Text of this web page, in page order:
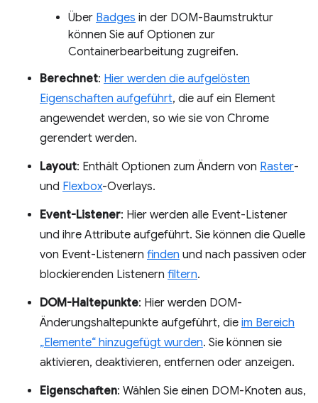
Über Badges in der DOM-Baumstruktur
können Sie auf Optionen zur
Containerbearbeitung zugreifen.
Berechnet: Hier werden die aufgelösten
Eigenschaften aufgeführt, die auf ein Element
angewendet werden, so wie sie von Chrome
gerendert werden.
Layout: Enthält Optionen zum Ändern von Raster-
und Flexbox-Overlays.
Event-Listener: Hier werden alle Event-Listener
und ihre Attribute aufgeführt. Sie können die Quelle
von Event-Listenern finden und nach passiven oder
blockierenden Listenern filtern.
DOM-Haltepunkte: Hier werden DOM-
Änderungshaltepunkte aufgeführt, die im Bereich
„Elemente“ hinzugefügt wurden. Sie können sie
aktivieren, deaktivieren, entfernen oder anzeigen.
Eigenschaften: Wählen Sie einen DOM-Knoten aus,